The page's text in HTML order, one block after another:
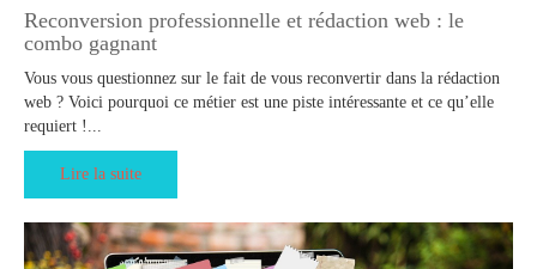
Reconversion professionnelle et rédaction web : le
combo gagnant
Vous vous questionnez sur le fait de vous reconvertir dans la rédaction
web ? Voici pourquoi ce métier est une piste intéressante et ce qu’elle
requiert !...
Lire la suite